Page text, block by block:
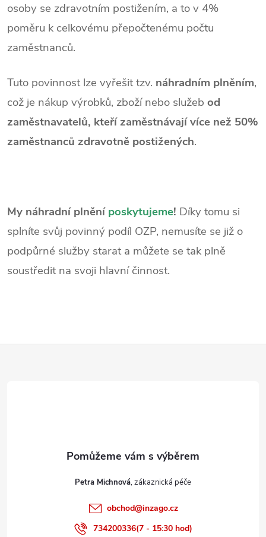
osoby se zdravotním postižením, a to v 4%
poměru k celkovému přepočtenému počtu
zaměstnanců.
Tuto povinnost lze vyřešit tzv. náhradním plněním,
což je nákup výrobků, zboží nebo služeb od
zaměstnavatelů, kteří zaměstnávají více než 50%
zaměstnanců zdravotně postižených.
My náhradní plněníposkytujeme! Díky tomu si
splníte svůj povinný podíl OZP, nemusíte se již o
podpůrné služby starat a můžete se tak plně
soustředit na svoji hlavní činnost.
Petra Michnová
obchod@inzago.cz
734200336(7 - 15:30 hod)